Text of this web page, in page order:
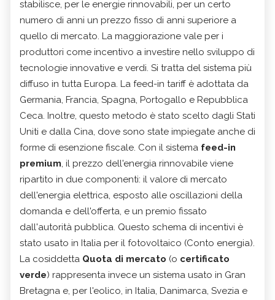
stabilisce, per le energie rinnovabili, per un certo
numero di anni un prezzo fisso di anni superiore a
quello di mercato. La maggiorazione vale per i
produttori come incentivo a investire nello sviluppo di
tecnologie innovative e verdi. Si tratta del sistema più
diffuso in tutta Europa. La feed-in tariff è adottata da
Germania, Francia, Spagna, Portogallo e Repubblica
Ceca. Inoltre, questo metodo è stato scelto dagli Stati
Uniti e dalla Cina, dove sono state impiegate anche di
forme di esenzione fiscale. Con il sistema feed-in
premium, il prezzo dell'energia rinnovabile viene
ripartito in due componenti: il valore di mercato
dell'energia elettrica, esposto alle oscillazioni della
domanda e dell'offerta, e un premio fissato
dall'autorità pubblica. Questo schema di incentivi è
stato usato in Italia per il fotovoltaico (Conto energia).
La cosiddetta Quota di mercato (o certificato
verde) rappresenta invece un sistema usato in Gran
Bretagna e, per l'eolico, in Italia, Danimarca, Svezia e